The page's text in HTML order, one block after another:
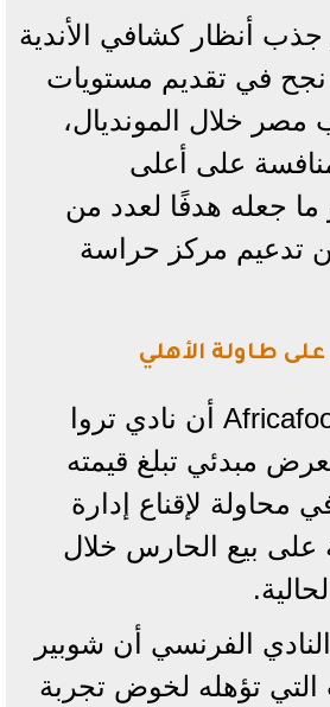
أنظار كشافي الأندية
نجح في تقديم مستويات
خلال المونديال،
على أعلى
ما جعله هدفًا لعدد من
عن تدعيم مركز حراسة
طاولة الأهلي
وكشف موقع Africafoot أن نادي تروا
مبدئي تبلغ قيمته
في محاولة لإقناع إدارة
على بيع الحارس خلال
الفرنسي أن شوبير
التي تؤهله لخوض تجربة